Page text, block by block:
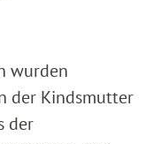
wurden
der Kindsmutter
der